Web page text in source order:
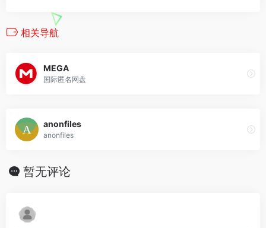
相关导航
MEGA
国际匿名网盘
anonfiles
anonfiles
暂无评论